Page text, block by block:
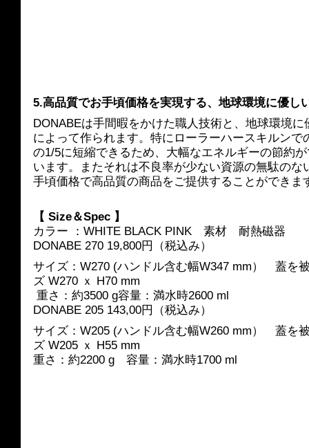
5.高品質でお手頃価格を実現する、地球環境に優し
DONABEは手間暇をかけた職人技術と、地球環境
によって作られます。特にローラーハースキルン
の1/5に短縮できるため、大幅なエネルギーの節約
います。またそれは不良率が少ない資源の無駄の
手頃価格で高品質の商品をご提供することができま
【 Size＆Spec 】
カラー ：WHITE BLACK PINK　素材　耐熱磁器
DONABE 270 19,800円（税込み）
サイズ：W270 (ハンドル含む幅W347 mm）　蓋を
ズ W270 ｘ H70 mm
重さ：約3500 g容量：満水時2600 ml
DONABE 205 143,00円（税込み）
サイズ：W205 (ハンドル含む幅W260 mm）　蓋を
ズ W205 ｘ H55 mm
重さ：約2200 g　容量：満水時1700 ml